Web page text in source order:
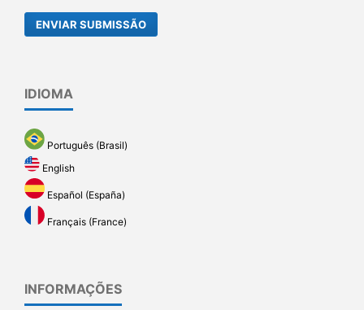
ENVIAR SUBMISSÃO
IDIOMA
Português (Brasil)
English
Español (España)
Français (France)
INFORMAÇÕES